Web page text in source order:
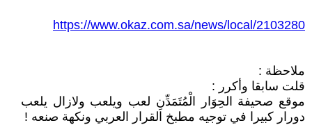
https://www.okaz.com.sa/news/local/2103280
ملاحظة :
قلت سابقا وأكرر :
موقع صحيفة الحِوَار الْمُتَمَدِّنِ لعب ويلعب ولازال يلعب
دورار كبيرا في توجيه مطبخ القرار العربي ونكهة صنعه !